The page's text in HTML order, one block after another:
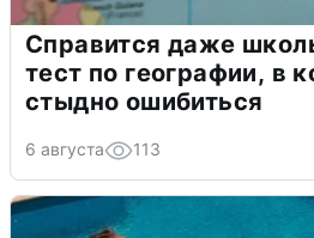
Справится даже
тест по географии, в
стыдно ошибиться
6 августа 113